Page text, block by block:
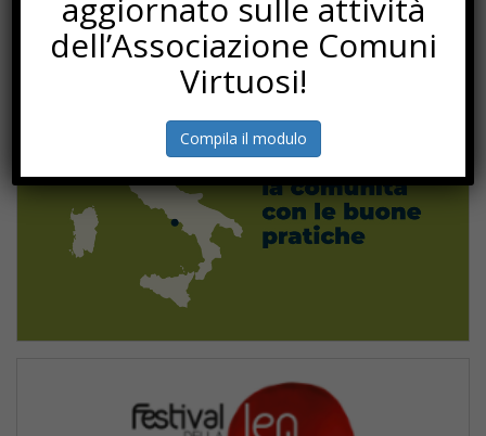
dell’Associazione Comuni
Virtuosi!
Compila il modulo